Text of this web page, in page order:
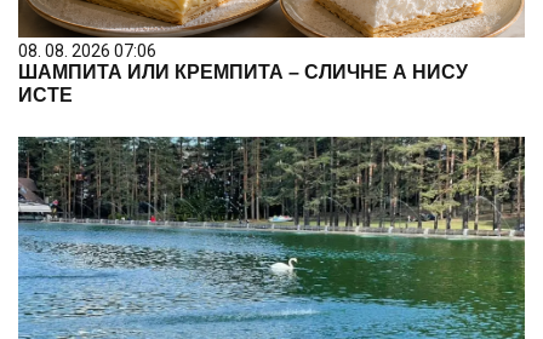
08. 08. 2026 07:06
ШАМПИТА ИЛИ КРЕМПИТА – СЛИЧНЕ А НИСУ
ИСТЕ